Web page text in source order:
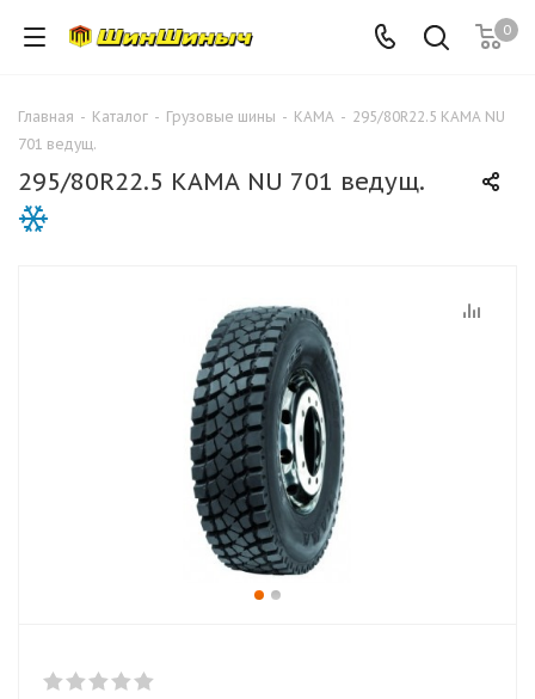
0
Главная - Каталог - Грузовые шины - КАМА - 295/80R22.5 КАМА NU
701 ведущ.
295/80R22.5 КАМА NU 701 ведущ.